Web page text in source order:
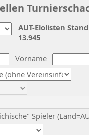
Vorname
Spieler
AUT-Elolisten
13.945